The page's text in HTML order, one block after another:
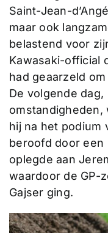
Saint-Jean-
maar ook
belastend voor
Kawasaki-official
had geaarzeld
De volgende
omstandigheden,
hij na het podium
beroofd door
oplegde aan
waardoor de GP-
Gajser ging.